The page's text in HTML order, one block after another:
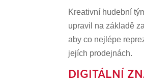
Kreativní hudební
upravil na základě
aby co nejlépe
jejích prodejnách.
DIGITÁLNÍ